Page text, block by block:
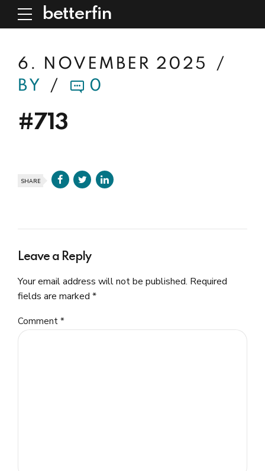
betterfin
6. NOVEMBER 2025
BY
0
#713
SHARE
Leave a Reply
Your email address will not be published. Required
fields are marked *
Comment *